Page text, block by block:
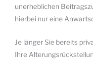
unerheblichen
hierbei nur eine
Je länger Sie bereits
Ihre